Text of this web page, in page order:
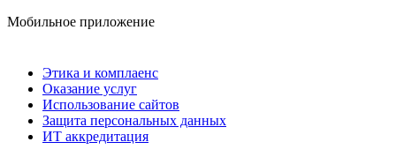
Мобильное приложение
Этика и комплаенс
Оказание услуг
Использование сайтов
Защита персональных данных
ИТ аккредитация